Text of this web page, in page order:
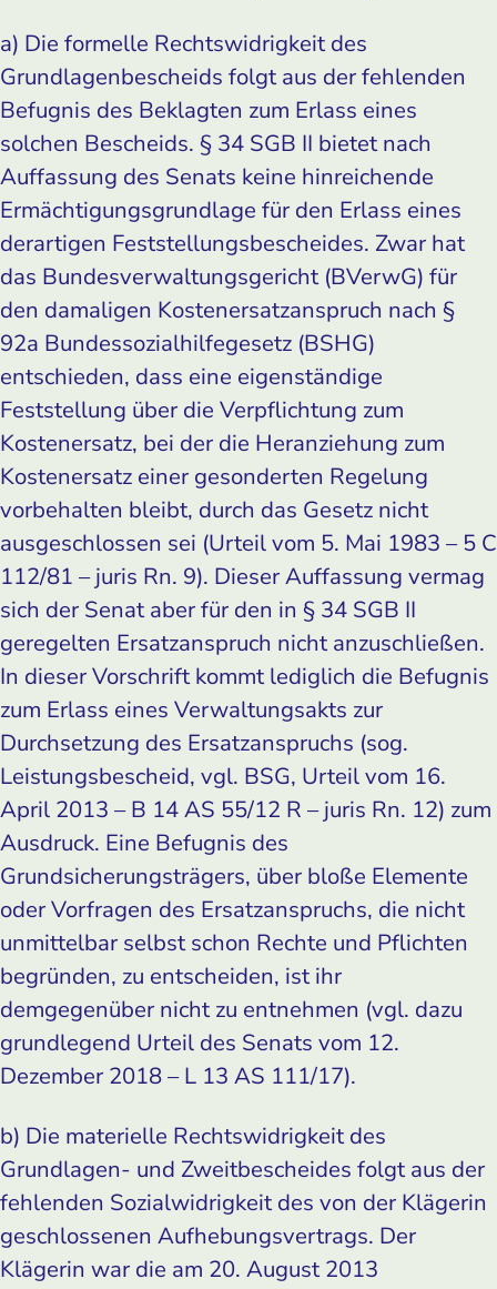
a) Die formelle Rechtswidrigkeit des
Grundlagenbescheids folgt aus der fehlenden
Befugnis des Beklagten zum Erlass eines
solchen Bescheids. § 34 SGB II bietet nach
Auffassung des Senats keine hinreichende
Ermächtigungsgrundlage für den Erlass eines
derartigen Feststellungsbescheides. Zwar hat
das Bundesverwaltungsgericht (BVerwG) für
den damaligen Kostenersatzanspruch nach §
92a Bundessozialhilfegesetz (BSHG)
entschieden, dass eine eigenständige
Feststellung über die Verpflichtung zum
Kostenersatz, bei der die Heranziehung zum
Kostenersatz einer gesonderten Regelung
vorbehalten bleibt, durch das Gesetz nicht
ausgeschlossen sei (Urteil vom 5. Mai 1983 – 5 C
112/81 – juris Rn. 9). Dieser Auffassung vermag
sich der Senat aber für den in § 34 SGB II
geregelten Ersatzanspruch nicht anzuschließen.
In dieser Vorschrift kommt lediglich die Befugnis
zum Erlass eines Verwaltungsakts zur
Durchsetzung des Ersatzanspruchs (sog.
Leistungsbescheid, vgl. BSG, Urteil vom 16.
April 2013 – B 14 AS 55/12 R – juris Rn. 12) zum
Ausdruck. Eine Befugnis des
Grundsicherungsträgers, über bloße Elemente
oder Vorfragen des Ersatzanspruchs, die nicht
unmittelbar selbst schon Rechte und Pflichten
begründen, zu entscheiden, ist ihr
demgegenüber nicht zu entnehmen (vgl. dazu
grundlegend Urteil des Senats vom 12.
Dezember 2018 – L 13 AS 111/17).
b) Die materielle Rechtswidrigkeit des
Grundlagen- und Zweitbescheides folgt aus der
fehlenden Sozialwidrigkeit des von der Klägerin
geschlossenen Aufhebungsvertrags. Der
Klägerin war die am 20. August 2013